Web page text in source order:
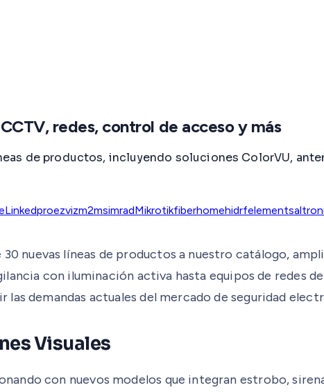
redes, control de acceso y más
de productos, incluyendo soluciones ColorVU,
Linkedproezvizm2msimradMikrotikfiberhomehidrfelements
nuevas líneas de productos a nuestro catálogo,
con iluminación activa hasta equipos de redes
las demandas actuales del mercado de seguridad
Visuales
con nuevos modelos que integran estrobo,